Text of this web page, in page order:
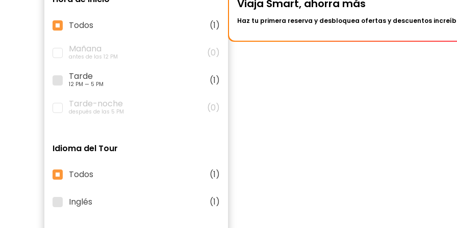
Todos
(1)
Mañana
antes de las 12 PM
(0)
Tarde
12 PM — 5 PM
(1)
Tarde-noche
después de las 5 PM (0)
Idioma del Tour
Todos (1)
Inglés (1)
Viaja Smart, ahorra más
Haz tu primera reserva y desbloquea ofertas y descuentos